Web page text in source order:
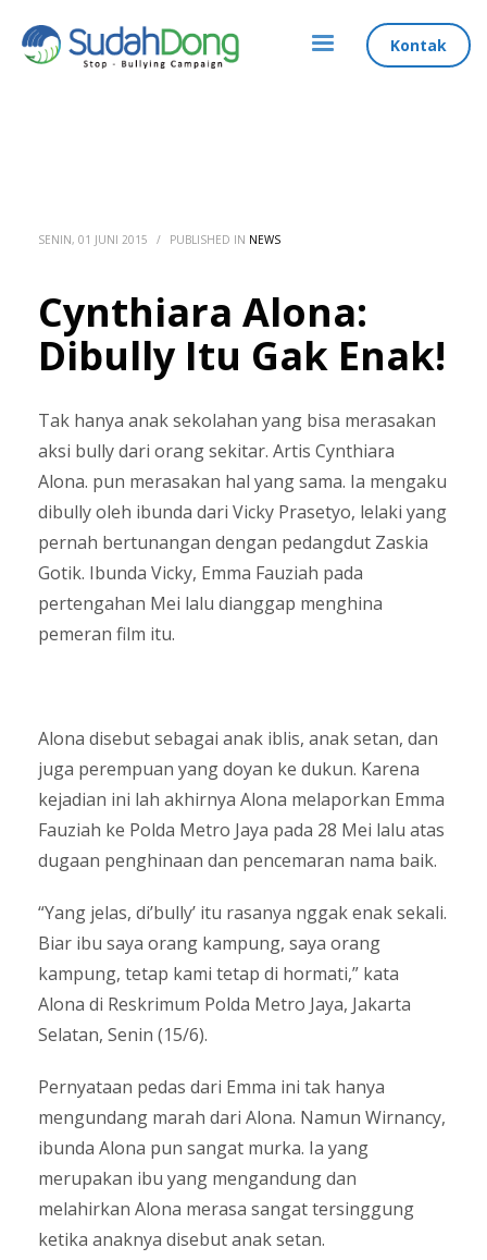
Kontak
SENIN, 01 JUNI 2015 / PUBLISHED IN NEWS
Cynthiara Alona:
Dibully Itu Gak Enak!
Tak hanya anak sekolahan yang bisa merasakan
aksi bully dari orang sekitar. Artis Cynthiara
Alona. pun merasakan hal yang sama. Ia mengaku
dibully oleh ibunda dari Vicky Prasetyo, lelaki yang
pernah bertunangan dengan pedangdut Zaskia
Gotik. Ibunda Vicky, Emma Fauziah pada
pertengahan Mei lalu dianggap menghina
pemeran film itu.
Alona disebut sebagai anak iblis, anak setan, dan
juga perempuan yang doyan ke dukun. Karena
kejadian ini lah akhirnya Alona melaporkan Emma
Fauziah ke Polda Metro Jaya pada 28 Mei lalu atas
dugaan penghinaan dan pencemaran nama baik.
“Yang jelas, di’bully’ itu rasanya nggak enak sekali.
Biar ibu saya orang kampung, saya orang
kampung, tetap kami tetap di hormati,” kata
Alona di Reskrimum Polda Metro Jaya, Jakarta
Selatan, Senin (15/6).
Pernyataan pedas dari Emma ini tak hanya
mengundang marah dari Alona. Namun Wirnancy,
ibunda Alona pun sangat murka. Ia yang
merupakan ibu yang mengandung dan
melahirkan Alona merasa sangat tersinggung
ketika anaknya disebut anak setan.